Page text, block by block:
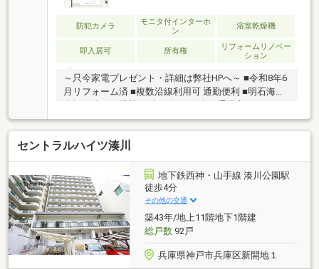
防犯カメラ
モニタ付インターホ
ン
浴室乾燥機
即入居可 所有権
リフォームリノベー
ション
～只今家電プレゼント・詳細は弊社HPへ～ ■令和8年6
月リフォーム済 ■複数沿線利用可 通勤便利 ■明石海峡
セントラルハイツ湊川
地下鉄西神・山手線 湊川公園駅
徒歩4分
その他の交通
築43年/地上11階地下1階建
総戸数92戸
兵庫県神戸市兵庫区新開地１